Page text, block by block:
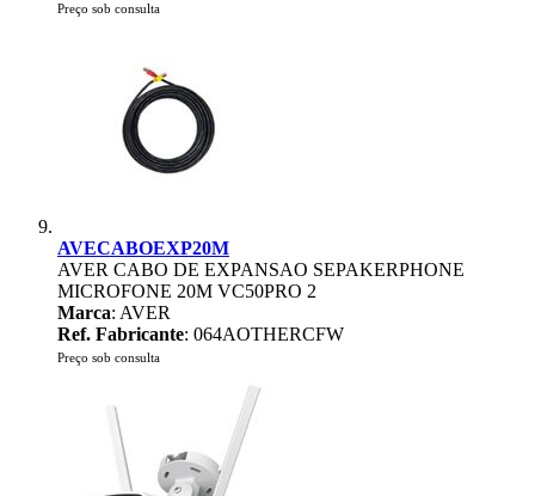
Preço sob consulta
AVECABOEXP20M
AVER CABO DE EXPANSAO SEPAKERPHONE
MICROFONE 20M VC50PRO 2
Marca: AVER
Ref. Fabricante: 064AOTHERCFW
Preço sob consulta